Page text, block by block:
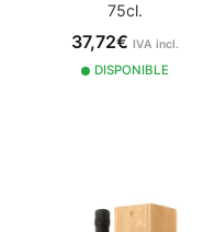
75cl.
37,72€ IVA incl.
DISPONIBLE